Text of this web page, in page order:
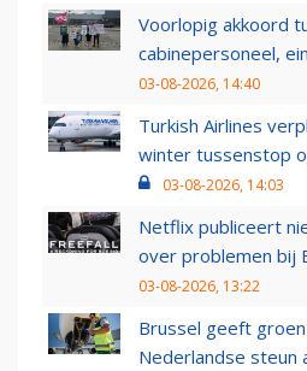
Voorlopig akkoord
cabinepersoneel,
03-08-2026, 14:40
Turkish Airlines
winter tussenstop
03-08-2026, 14:03
Netflix publiceert
over problemen bij
03-08-2026, 13:22
Brussel geeft
Nederlandse steun